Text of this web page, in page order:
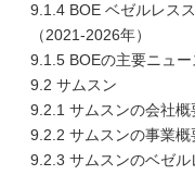
9.1.4 BOE ベゼルレス
（2021-2026年）
9.1.5 BOEの主要ニュ
9.2 サムスン
9.2.1 サムスンの会社概
9.2.2 サムスンの事業概
9.2.3 サムスンのベゼ